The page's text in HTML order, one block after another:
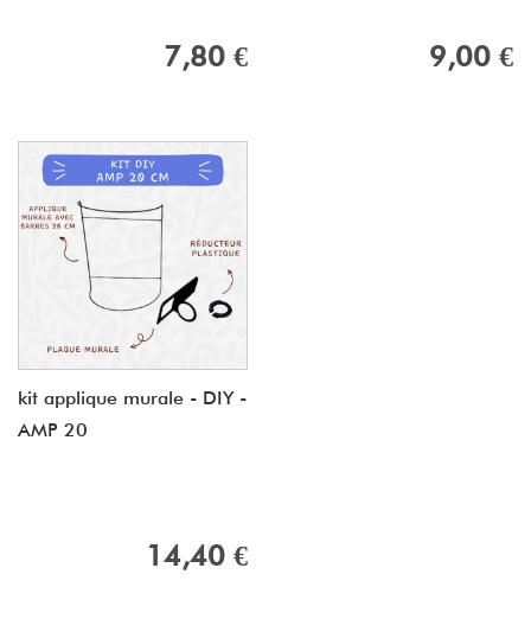
7,80 € 9,00 €
kit applique murale - DIY -
AMP 20
14,40 €